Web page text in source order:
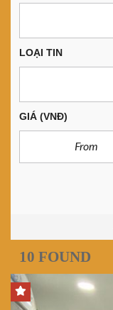
LOẠI TIN
GIÁ (VNĐ)
10 FOUND